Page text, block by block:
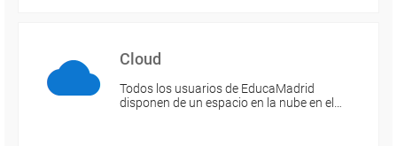
Cloud
Todos los usuarios de EducaMadrid
disponen de un espacio en la nube en el…